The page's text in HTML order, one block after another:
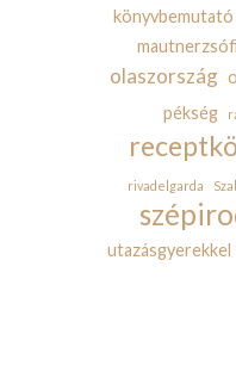
könyvbemutató
olaszország
pékség
rivadelgarda
utazásgyerekkel